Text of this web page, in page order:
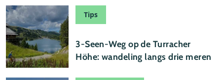
Tips
3-Seen-Weg op de Turracher
Höhe: wandeling langs drie meren